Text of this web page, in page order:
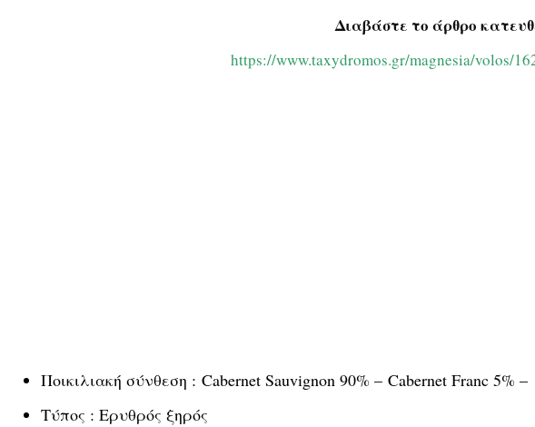
Διαβάστε το άρθρο
https://www.taxydromos.gr/magnesia/volos/
Ποικιλιακή σύνθεση : Cabernet Sauvignon 90% – Cabernet Franc 5%
Τύπος : Ερυθρός ξηρός